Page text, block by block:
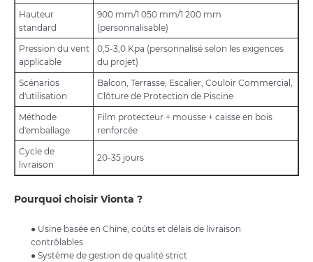
Hauteur
standard
900 mm/1 050 mm/1 200 mm
(personnalisable)
Pression du vent
applicable
0,5-3,0 Kpa (personnalisé selon les exigences
du projet)
Scénarios
d'utilisation
Balcon, Terrasse, Escalier, Couloir Commercial,
Clôture de Protection de Piscine
Méthode
d'emballage
Film protecteur + mousse + caisse en bois
renforcée
Cycle de
livraison
20-35 jours
Pourquoi choisir Vionta ?
● Usine basée en Chine, coûts et délais de livraison
contrôlables
● Système de gestion de qualité strict